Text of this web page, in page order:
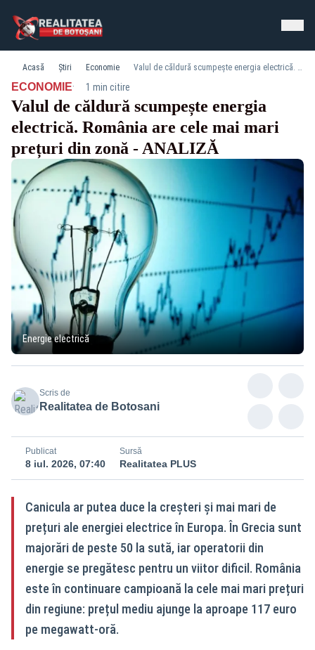
Acasă Știri Economie Valul de căldură scumpește energia electrică. România are cele mai mari prețuri din zonă - ANALIZĂ
ECONOMIE· 1 min citire
Valul de căldură scumpește energia
electrică. România are cele mai mari
prețuri din zonă - ANALIZĂ
Energie electrică
Scris de
Realitatea de Botosani
Publicat
8 iul. 2026, 07:40
Sursă
Realitatea PLUS
Canicula ar putea duce la creșteri și mai mari de
prețuri ale energiei electrice în Europa. În Grecia sunt
majorări de peste 50 la sută, iar operatorii din
energie se pregătesc pentru un viitor dificil. România
este în continuare campioană la cele mai mari prețuri
din regiune: prețul mediu ajunge la aproape 117 euro
pe megawatt-oră.